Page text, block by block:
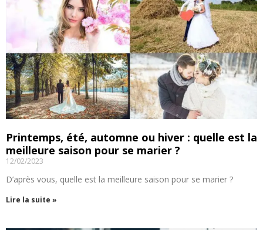
Printemps, été, automne ou hiver : quelle est la
meilleure saison pour se marier ?
12/02/2023
D’après vous, quelle est la meilleure saison pour se marier ?
Lire la suite »